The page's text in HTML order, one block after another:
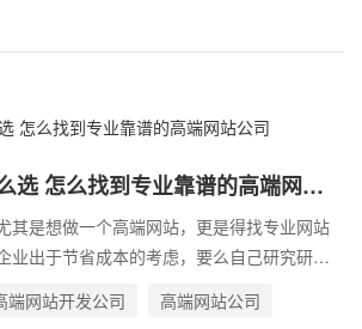
流获客效果。其实，这就是彼此互相结合产
选 怎么找到专业靠谱的高端网站
其是想做一个高端网站，更是得找专业网站
业出于节省成本的考虑，要么自己研究研
轻易做到的话，那么多高端网站公司就没必
端网站开发公司 高端网站公司